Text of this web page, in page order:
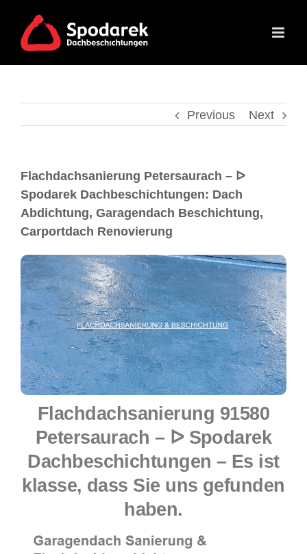
Previous Next
Flachdachsanierung Petersaurach – ᐅ
Spodarek Dachbeschichtungen: Dach
Abdichtung, Garagendach Beschichtung,
Carportdach Renovierung
Flachdachsanierung 91580
Petersaurach – ᐅ Spodarek
Dachbeschichtungen – Es ist
klasse, dass Sie uns gefunden
haben.